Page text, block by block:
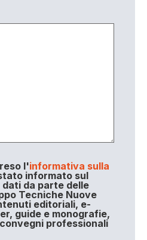
l'informativa sulla
informato sul
da parte delle
Tecniche Nuove
editoriali, e-
guide e monografie,
professionali